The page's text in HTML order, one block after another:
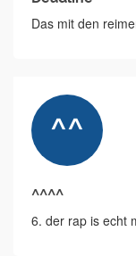
Das mit den
^^^^
6. der rap is echt